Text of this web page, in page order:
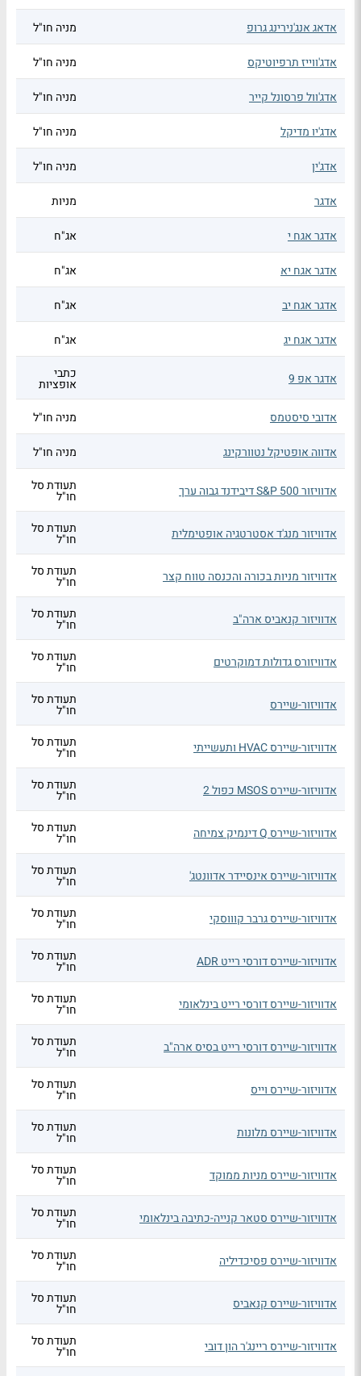
אדאג אנג'נירינג גרופ מניה חו"ל
אדג'ווייז תרפיוטיקס מניה חו"ל
אדג'וול פרסונל קייר מניה חו"ל
אדג'יו מדיקל מניה חו"ל
אדג'ין מניה חו"ל
אדגר מניות
אדגר אגח י אג"ח
אדגר אגח יא אג"ח
אדגר אגח יב אג"ח
אדגר אגח יג אג"ח
אדגר אפ 9 כתבי
אופציות
אדובי סיסטמס
מניה חו"ל
אדווה אופטיקל נטוורקינג מניה חו"ל
אדוויזור S&P 500 דיבידנד גבוה ערך תעודת סל
חו"ל
אדוויזור מנג'ד אסטרטגיה אופטימלית תעודת סל
חו"ל
אדוויזור מניות בכורה והכנסה טווח קצר תעודת סל
חו"ל
אדוויזור קנאביס ארה"ב תעודת סל
חו"ל
אדוויזורס גדולות דמוקרטים תעודת סל
חו"ל
אדוויזור-שיירס תעודת סל
חו"ל
אדוויזור-שיירס HVAC ותעשייתי תעודת סל
חו"ל
אדוויזור-שיירס MSOS כפול 2 תעודת סל
חו"ל
אדוויזור-שיירס Q דינמיק צמיחה תעודת סל
חו"ל
אדוויזור-שיירס אינסיידר אדוונטג' תעודת סל
חו"ל
אדוויזור-שיירס גרבר קוווסקי תעודת סל
חו"ל
אדוויזור-שיירס דורסי רייט ADR תעודת סל
חו"ל
אדוויזור-שיירס דורסי רייט בינלאומי תעודת סל
חו"ל
אדוויזור-שיירס דורסי רייט בסיס ארה"ב תעודת סל
חו"ל
אדוויזור-שיירס וייס תעודת סל
חו"ל
אדוויזור-שיירס מלונות תעודת סל
חו"ל
אדוויזור-שיירס מניות ממוקד תעודת סל
חו"ל
אדוויזור-שיירס סטאר קנייה-כתיבה בינלאומי תעודת סל
חו"ל
אדוויזור-שיירס פסיכדיליה תעודת סל
חו"ל
אדוויזור-שיירס קנאביס תעודת סל
חו"ל
אדוויזור-שיירס ריינג'ר הון דובי תעודת סל
חו"ל